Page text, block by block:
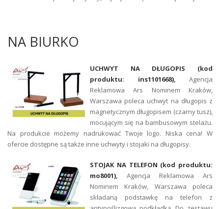
NA BIURKO
UCHWYT NA DŁUGOPIS (kod
produktu: ins1101668), Agencja
Reklamowa Ars Nominem Kraków,
Warszawa poleca uchwyt na długopis z
magnetycznym długopisem (czarny tusz),
mocującym się na bambusowym stelażu.
Na produkcie możemy nadrukować Twoje logo. Niska cena! W
ofercie dostępne są także inne uchwyty i stojaki na długopisy.
STOJAK NA TELEFON (kod produktu:
mo8001), Agencja Reklamowa Ars
Nominem Kraków, Warszawa poleca
składaną podstawkę na telefon z